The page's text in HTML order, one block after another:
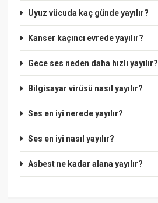
Uyuz vücuda kaç günde yayılır?
Kanser kaçıncı evrede yayılır?
Gece ses neden daha hızlı yayılır?
Bilgisayar virüsü nasıl yayılır?
Ses en iyi nerede yayılır?
Ses en iyi nasıl yayılır?
Asbest ne kadar alana yayılır?